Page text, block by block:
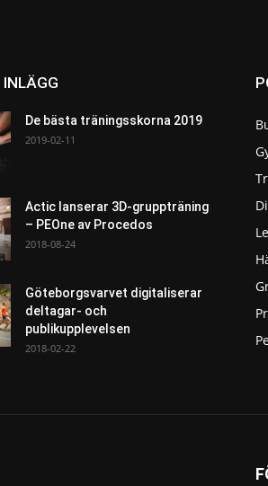
De bästa träningsskorna 2019
2019-02-11
Actic lanserar 3D-gruppträning
– PEOne av Procedos
2018-08-24
Göteborgsvarvet digitaliserar
deltagar- och
publikupplevelsen
2018-02-22